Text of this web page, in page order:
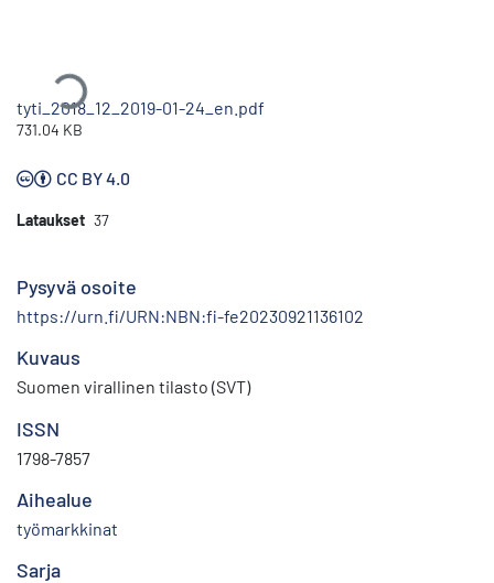
Ladataan...
tyti_2018_12_2019-01-24_en.pdf
731.04 KB
CC BY 4.0
Lataukset 37
Pysyvä osoite
https://urn.fi/URN:NBN:fi-fe20230921136102
Kuvaus
Suomen virallinen tilasto (SVT)
ISSN
1798-7857
Aihealue
työmarkkinat
Sarja